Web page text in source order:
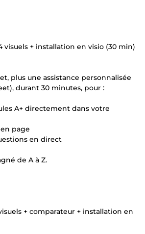
visuels + installation en visio (30 min)
plus une assistance personnalisée
durant 30 minutes, pour :
A+ directement dans votre
page
en direct
de A à Z.
+ comparateur + installation en